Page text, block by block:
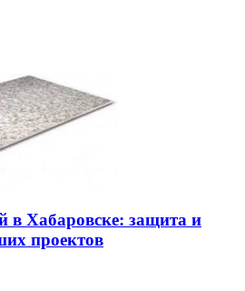
в Хабаровске: защита и
проектов